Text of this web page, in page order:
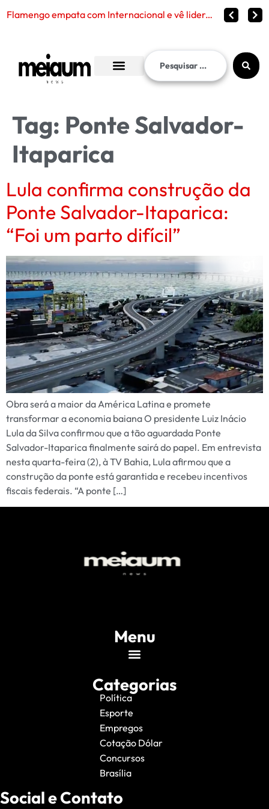
Flamengo empata com Internacional e vê liderança continuar distante no Brasileirão 2026
Tag: Ponte Salvador-
Itaparica
Lula confirma construção da
Ponte Salvador-Itaparica:
“Foi um parto difícil”
Obra será a maior da América Latina e promete
transformar a economia baiana O presidente Luiz Inácio
Lula da Silva confirmou que a tão aguardada Ponte
Salvador-Itaparica finalmente sairá do papel. Em entrevista
nesta quarta-feira (2), à TV Bahia, Lula afirmou que a
construção da ponte está garantida e recebeu incentivos
fiscais federais. “A ponte […]
Menu
Categorias
Política
Esporte
Empregos
Cotação Dólar
Concursos
Brasília
Social e Contato